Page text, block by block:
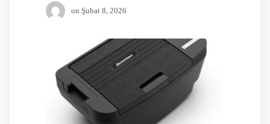
on Şubat 8, 2026